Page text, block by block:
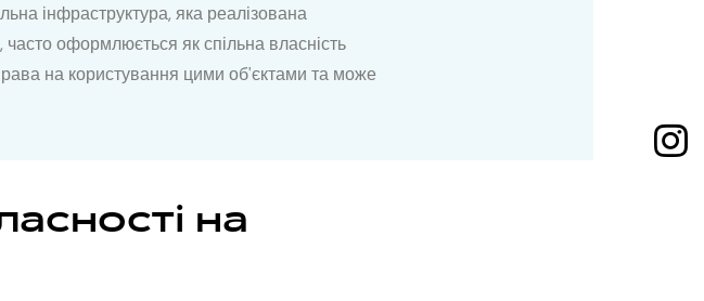
інфраструктура, яка реалізована
оформлюється як спільна власність
на користування цими об'єктами та може
на